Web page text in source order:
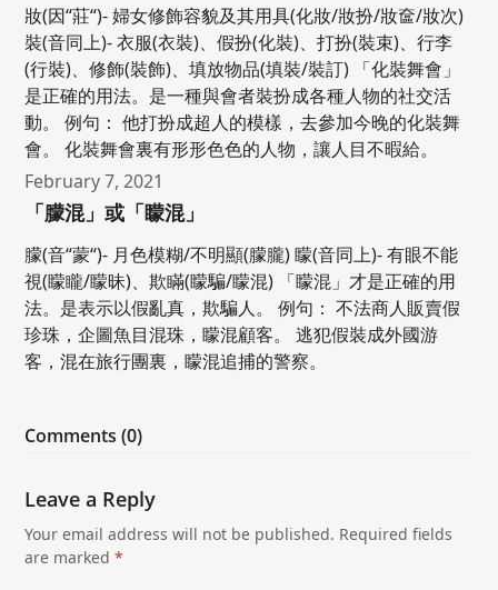
妝(因“莊“)- 婦女修飾容貌及其用具(化妝/妝扮/妝奩/妝次)
裝(音同上)- 衣服(衣裝)、假扮(化裝)、打扮(裝束)、行李
(行裝)、修飾(裝飾)、填放物品(填裝/裝訂) 「化裝舞會」
是正確的用法。是一種與會者裝扮成各種人物的社交活
動。 例句： 他打扮成超人的模樣，去參加今晚的化裝舞
會。 化裝舞會裏有形形色色的人物，讓人目不暇給。
February 7, 2021
「朦混」或「矇混」
朦(音“蒙“)- 月色模糊/不明顯(朦朧) 矇(音同上)- 有眼不能
視(矇矓/矇昧)、欺瞞(矇騙/矇混) 「矇混」才是正確的用
法。是表示以假亂真，欺騙人。 例句： 不法商人販賣假
珍珠，企圖魚目混珠，矇混顧客。 逃犯假裝成外國游
客，混在旅行團裏，矇混追捕的警察。
Comments (0)
Leave a Reply
Your email address will not be published. Required fields
are marked*